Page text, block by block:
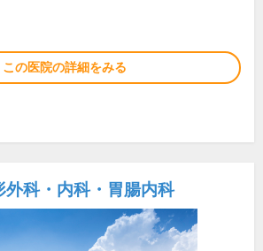
この医院の詳細をみる
外科・内科・胃腸内科